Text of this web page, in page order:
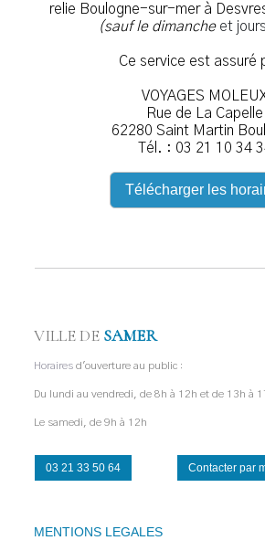
relie Boulogne-sur-mer à
(sauf le dimancheet
Ce service est assuré
VOYAGES
Rue de La Capelle
62280 Saint Martin
Tél. : 03 21 10 34
Télécharger les
VILLE DE SAMER
Horaires d'ouverture au public :
Du lundi au vendredi, de 8h à 12h et de 13h à
Le samedi, de 9h à 12h
03 21 33 50 64 Contacter par
MENTIONS LEGALES